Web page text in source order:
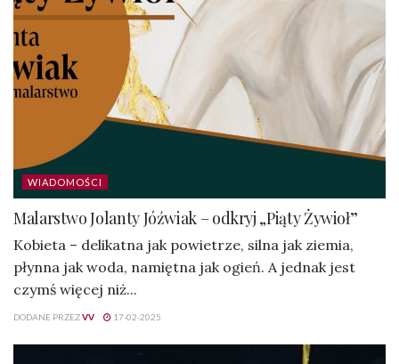
WIADOMOŚCI
Malarstwo Jolanty Jóźwiak – odkryj „Piąty Żywioł”
Kobieta – delikatna jak powietrze, silna jak ziemia,
płynna jak woda, namiętna jak ogień. A jednak jest
czymś więcej niż...
DODANE PRZEZVV 17-02-2025